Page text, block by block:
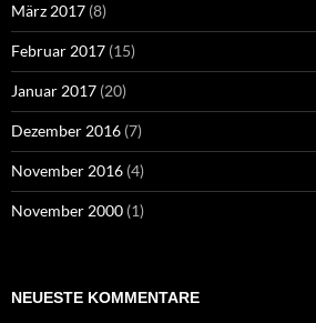
März 2017 (8)
Februar 2017 (15)
Januar 2017 (20)
Dezember 2016 (7)
November 2016 (4)
November 2000 (1)
NEUESTE KOMMENTARE